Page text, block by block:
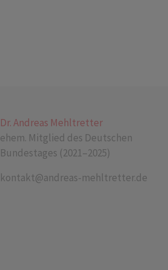
Dr. Andreas Mehltretter
ehem. Mitglied des Deutschen
Bundestages (2021–2025)
kontakt@andreas-mehltretter.de